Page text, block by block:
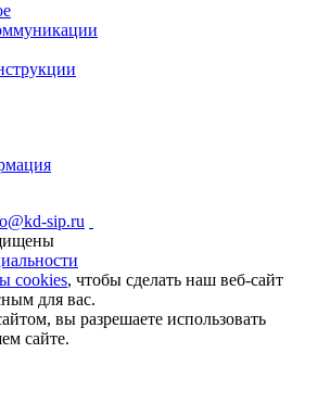
sip.ru
cookies, чтобы сделать наш веб-сайт
для вас.
вы разрешаете использовать
сайте.